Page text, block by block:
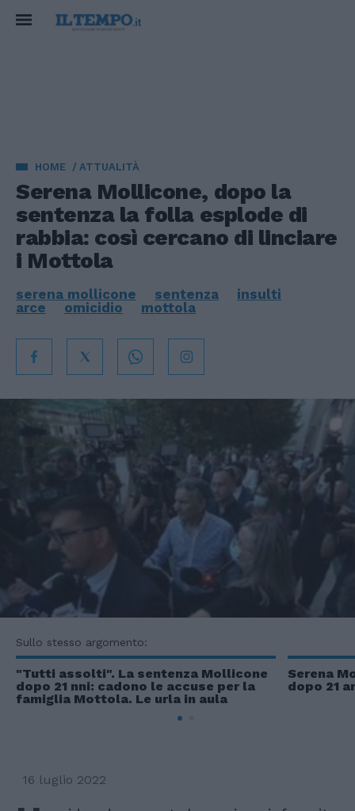
HOME ATTUALITÀ
Serena Mollicone, dopo la
sentenza la folla esplode di
rabbia: così cercano di linciare
i Mottola
serena mollicone sentenza
insulti
arce
omicidio mottola
Sullo stesso argomento:
"Tutti assolti". La sentenza Mollicone
dopo 21 nni: cadono le accuse per la
famiglia Mottola. Le urla in aula
Serena
dopo 21
16 luglio 2022